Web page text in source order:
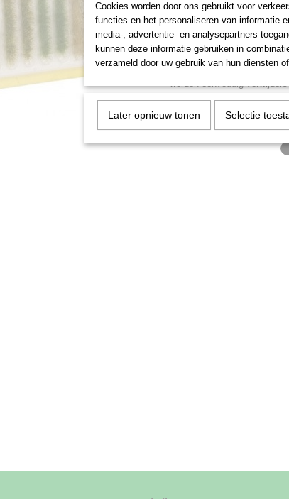
donkergroen
Vegetatie 18 strips, 18
Noch graspollen maken
worden eenvoudig
bloembedden. Zo kunnen
Cookies worden door ons gebruikt voor
functies en het personaliseren van informatie
media-, advertentie- en analysepartners
kunnen deze informatie gebruiken in
verzameld door uw gebruik van hun diensten
Later opnieuw tonen Selectie